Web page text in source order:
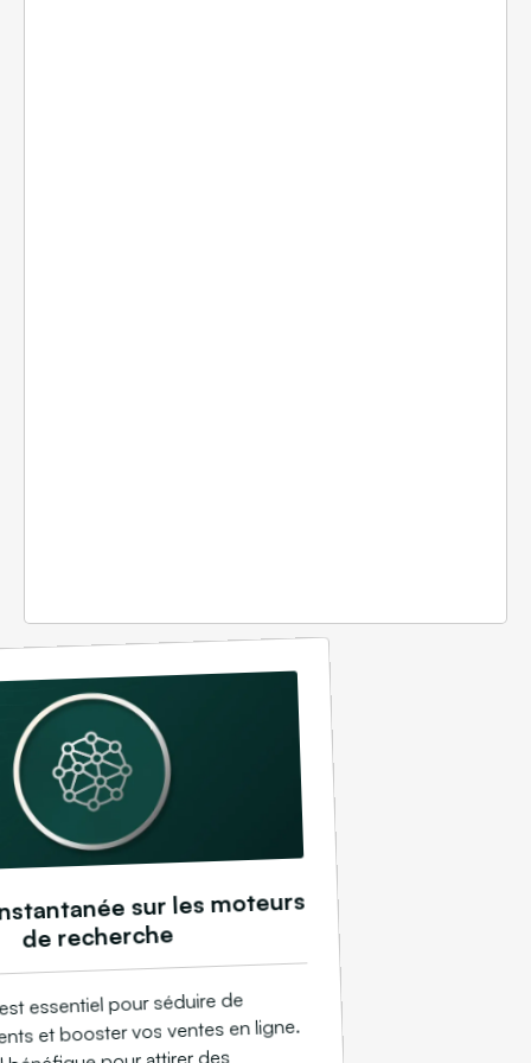
sur les moteurs
de recherche
essentiel pour séduire de
et booster vos ventes en ligne.